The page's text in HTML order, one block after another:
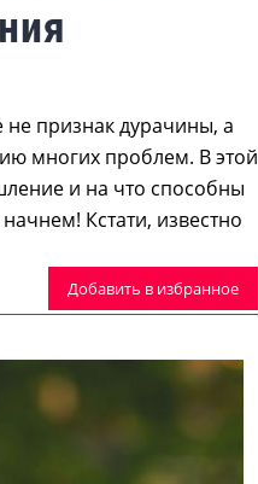
не признак дурачины, а
многих проблем. В этой
и на что способны
Кстати, известно
Добавить в избранное